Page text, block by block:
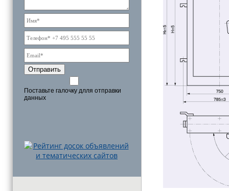
Отправить
Поставьте галочку длля отправки
данных